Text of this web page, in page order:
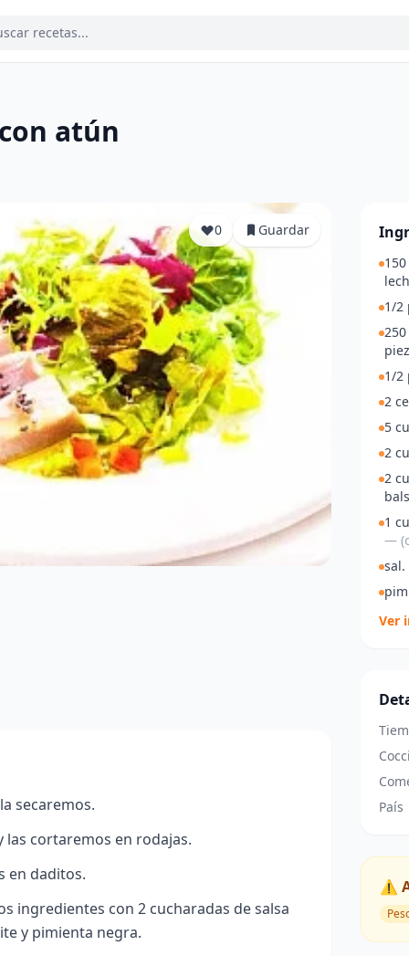
atún
0 Guardar
secaremos.
las cortaremos en rodajas.
en daditos.
ingredientes con 2 cucharadas de salsa
y pimienta negra.
1/2
1/2
2
5
2
2
1
—
sal.
Ver
País
⚠️